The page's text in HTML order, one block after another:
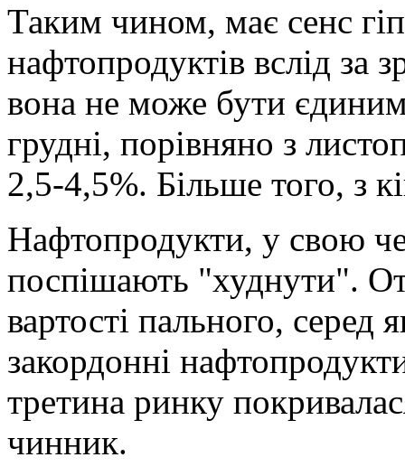
Таким чином, має сенс
нафтопродуктів вслід за
вона не може бути
грудні, порівняно з
2,5-4,5%. Більше того, з
Нафтопродукти, у свою
поспішають "худнути".
вартості пального, серед
закордонні
третина ринку
чинник.